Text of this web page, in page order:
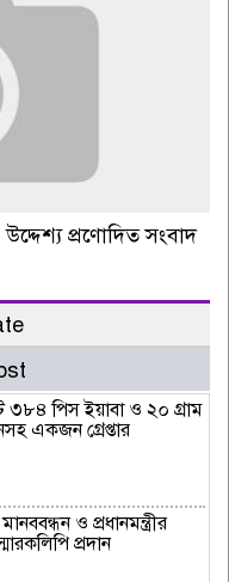
প্রণোদিত সংবাদ
৩৮৪ পিস ইয়াবা ও ২০ গ্রাম
একজন গ্রেপ্তার
ও প্রধানমন্ত্রীর
প্রদান